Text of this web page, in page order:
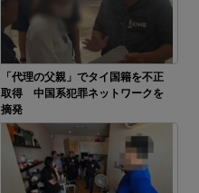
「代理の父親」でタイ国籍を不正
取得 中国系犯罪ネットワークを
摘発